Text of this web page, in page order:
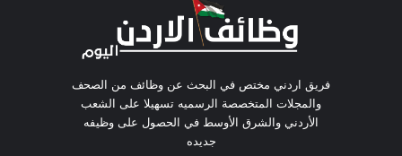
فريق اردني مختص في البحث عن وظائف من الصحف
والمجلات المتخصصة الرسميه تسهيلا على الشعب
الأردني والشرق الأوسط في الحصول على وظيفه
جديده